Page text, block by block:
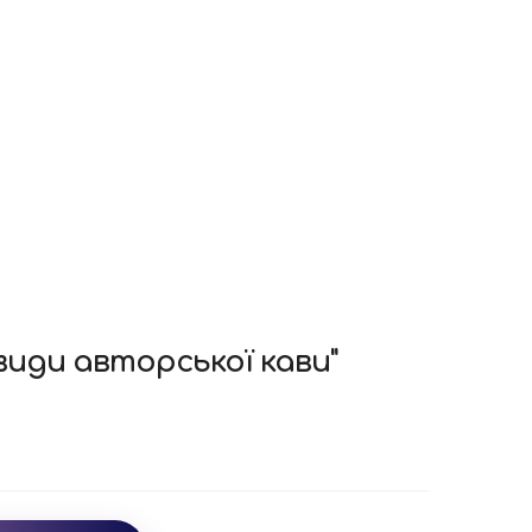
авторської кави"